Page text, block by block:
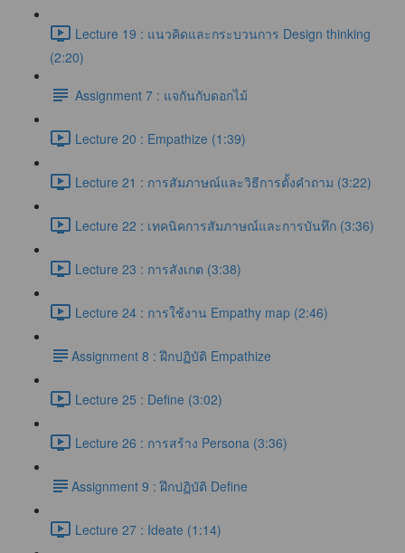
Lecture 19 : แนวคิดและกระบวนการ Design thinking
(2:20)
Assignment 7 : แจกันกับดอกไม้
Lecture 20 : Empathize (1:39)
Lecture 21 : การสัมภาษณ์และวิธีการตั้งคำถาม (3:22)
Lecture 22 : เทคนิคการสัมภาษณ์และการบันทึก (3:36)
Lecture 23 : การสังเกต (3:38)
Lecture 24 : การใช้งาน Empathy map (2:46)
​Assignment 8 : ฝึกปฏิบัติ Empathize
Lecture 25 : Define (3:02)
Lecture 26 : การสร้าง Persona (3:36)
​Assignment 9 : ฝึกปฏิบัติ Define
Lecture 27 : Ideate (1:14)